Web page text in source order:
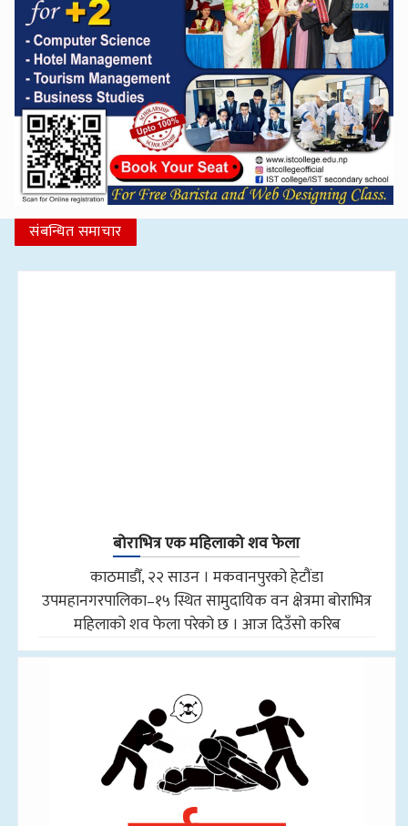
संबन्धित समाचार
बोराभित्र एक महिलाको शव फेला
काठमाडौँ, २२ साउन । मकवानपुरको हेटौंडा
उपमहानगरपालिका–१५ स्थित सामुदायिक वन क्षेत्रमा बोराभित्र
महिलाको शव फेला परेको छ । आज दिउँसो करिब